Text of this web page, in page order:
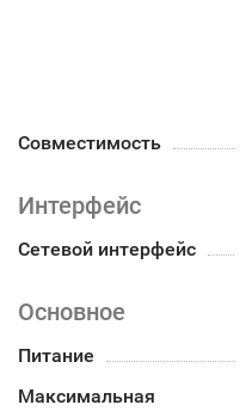
Совместимость
Интерфейс
Сетевой интерфейс
Основное
Питание
Максимальная